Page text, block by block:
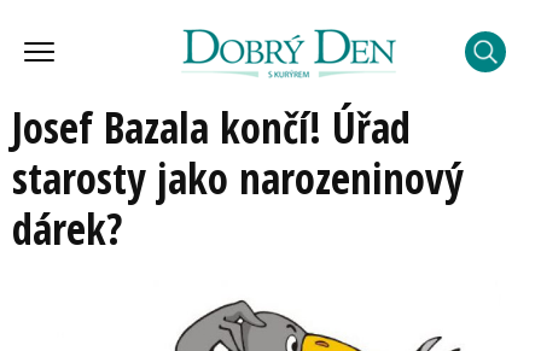
Josef Bazala končí! Úřad
starosty jako narozeninový
dárek?